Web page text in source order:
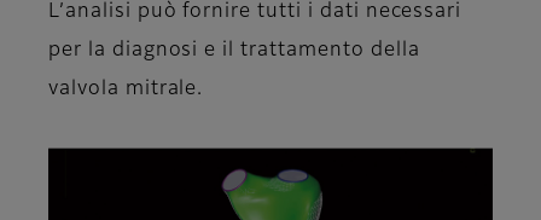
L’analisi può fornire tutti i dati necessari
per la diagnosi e il trattamento della
valvola mitrale.